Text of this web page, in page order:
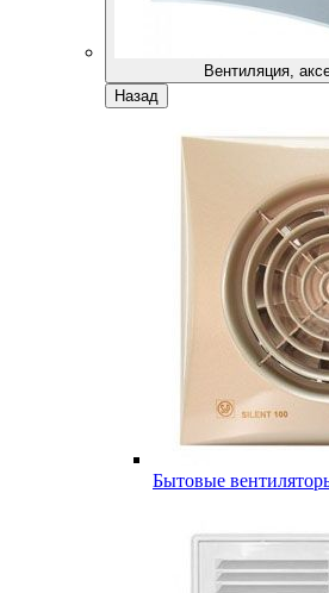
Вентиляция,
Назад
Бытовые